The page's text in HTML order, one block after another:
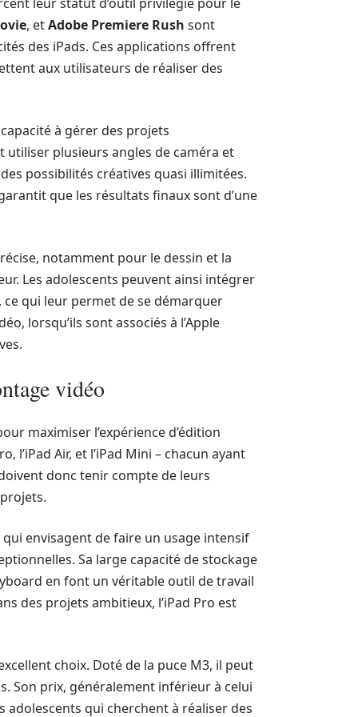
, etAdobe Premiere Rush sont
des iPads. Ces applications offrent
aux utilisateurs de réaliser des
à gérer des projets
utiliser plusieurs angles de caméra et
possibilités créatives quasi illimitées.
que les résultats finaux sont d’une
notamment pour le dessin et la
Les adolescents peuvent ainsi intégrer
qui leur permet de se démarquer
lorsqu’ils sont associés à l’Apple
vidéo
maximiser l’expérience d’édition
l’iPad Air, et l’iPad Mini – chacun ayant
donc tenir compte de leurs
envisagent de faire un usage intensif
Sa large capacité de stockage
en font un véritable outil de travail
des projets ambitieux, l’iPad Pro est
choix. Doté de la puce M3, il peut
Son prix, généralement inférieur à celui
qui cherchent à réaliser des